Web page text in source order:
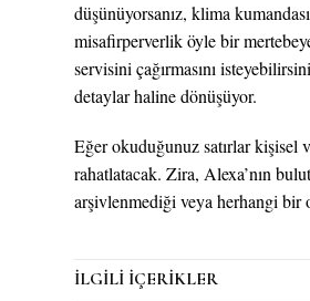
düşünüyorsanız, klima
misafirperverlik öyle bir
servisini çağırmasını
detaylar haline dönüşüyor.
Eğer okuduğunuz satırlar kişisel
rahatlatacak. Zira, Alexa’nın
arşivlenmediği veya herhangi bir
İLGİLİ İÇERİKLER